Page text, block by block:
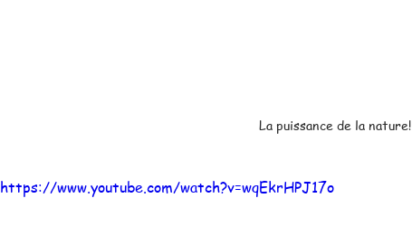
La puissance de la nature!
https://www.youtube.com/watch?v=wqEkrHPJ17o